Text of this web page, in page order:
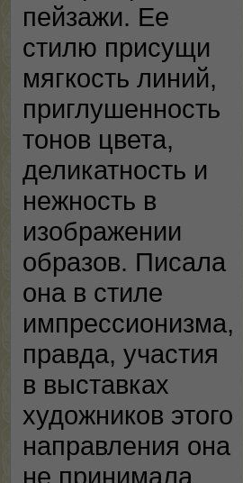
пейзажи. Ее
стилю присущи
мягкость линий,
приглушенность
тонов цвета,
деликатность и
нежность в
изображении
образов. Писала
она в стиле
импрессионизма,
правда, участия
в выставках
художников этого
направления она
не принимала.